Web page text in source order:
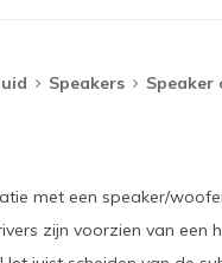
Speakers Speaker
met een speaker/
zijn voorzien van een